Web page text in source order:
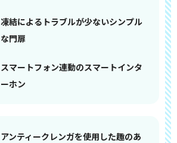
凍結によるトラブルが少ないシンプル
な門扉
スマートフォン連動のスマートインタ
ーホン
アンティークレンガを使用した趣のあ